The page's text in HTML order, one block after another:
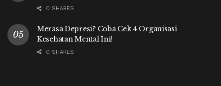
0 SHARES
Merasa Depresi? Coba Cek 4 Organisasi
Kesehatan Mental Ini!
0 SHARES